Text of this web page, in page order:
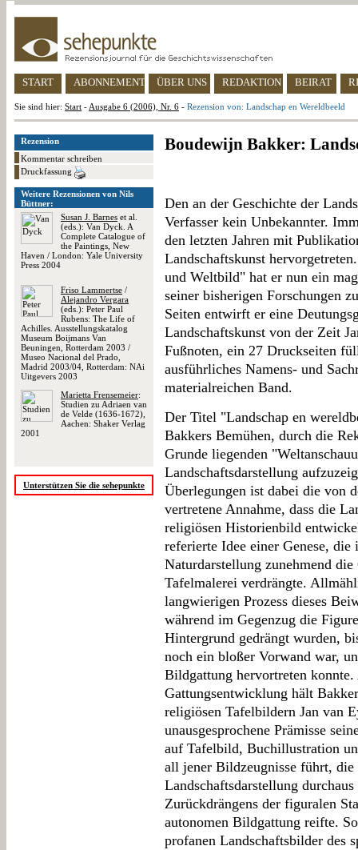
START ABONNEMENT ÜBER UNS REDAKTION BEIRAT
Sie sind hier: Start - Ausgabe 6 (2006), Nr. 6 - Rezension von: Landschap en Wereldbeeld
Rezension
Kommentar schreiben
Druckfassung
Weitere Rezensionen von Nils
Büttner:
Susan J. Barnes et al.
(eds.): Van Dyck. A
Complete Catalogue of
the Paintings, New
Haven / London: Yale University
Press 2004
Friso Lammertse /
Alejandro Vergara
(eds.): Peter Paul
Rubens: The Life of
Achilles. Ausstellungskatalog
Museum Boijmans Van
Beuningen, Rotterdam 2003 /
Museo Nacional del Prado,
Madrid 2003/04, Rotterdam: NAi
Uitgevers 2003
Marietta Frensemeier:
Studien zu Adriaen van
de Velde (1636-1672),
Aachen: Shaker Verlag
2001
Unterstützen Sie die sehepunkte
Boudewijn Bakker:
Den an der Geschichte der
Verfasser kein Unbekannter.
den letzten Jahren mit
Landschaftskunst
und Weltbild" hat er nun ein
seiner bisherigen Forschungen
Seiten entwirft er eine
Landschaftskunst von der Zeit
Fußnoten, ein 27 Druckseiten
ausführliches Namens- und
materialreichen Band.
Der Titel "Landschap en
Bakkers Bemühen, durch die
Grunde liegenden
Landschaftsdarstellung
Überlegungen ist dabei die von
vertretene Annahme, dass die
religiösen Historienbild
referierte Idee einer Genese,
Naturdarstellung zunehmend
Tafelmalerei verdrängte.
langwierigen Prozess dieses
während im Gegenzug die
Hintergrund gedrängt wurden,
noch ein bloßer Vorwand war,
Bildgattung hervortreten
Gattungsentwicklung hält
religiösen Tafelbildern Jan van
unausgesprochene Prämisse
auf Tafelbild, Buchillustration
all jener Bildzeugnisse führt, die
Landschaftsdarstellung
Zurückdrängens der figuralen
autonomen Bildgattung reifte.
profanen Landschaftsbilder des